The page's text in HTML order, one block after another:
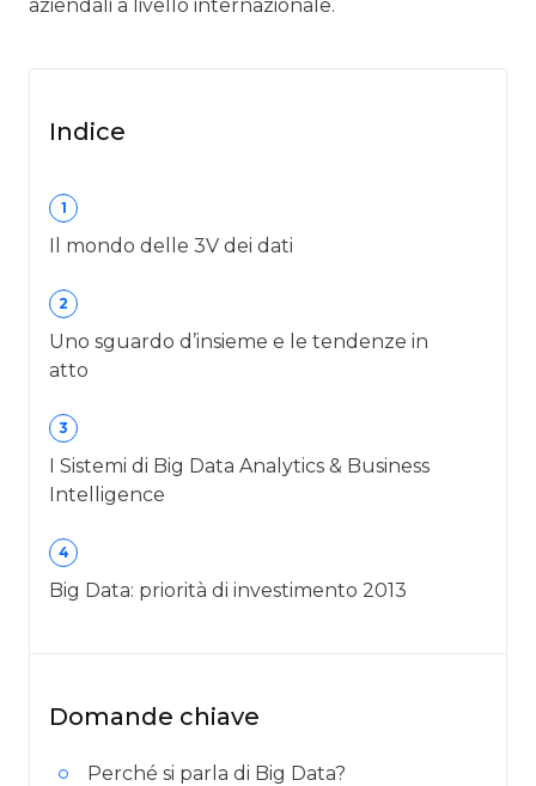
aziendali a livello internazionale.
Indice
1
Il mondo delle 3V dei dati
2
Uno sguardo d’insieme e le tendenze in
atto
3
I Sistemi di Big Data Analytics & Business
Intelligence
4
Big Data: priorità di investimento 2013
Domande chiave
Perché si parla di Big Data?